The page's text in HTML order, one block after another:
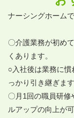
ナーシングホーム
〇介護業務が初め
くあります。
○入社後は業務に
っかり引き継ぎます
〇月1回の職員研
ルアップの向上が可